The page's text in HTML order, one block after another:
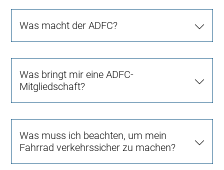
Was macht der ADFC?
Was bringt mir eine ADFC-
Mitgliedschaft?
Was muss ich beachten, um mein
Fahrrad verkehrssicher zu machen?